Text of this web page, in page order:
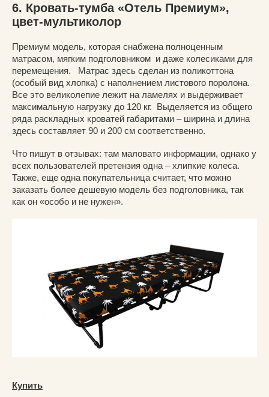
6. Кровать-тумба «Отель Премиум»,
цвет-мультиколор
Премиум модель, которая снабжена полноценным
матрасом, мягким подголовником и даже колесиками для
перемещения. Матрас здесь сделан из поликоттона
(особый вид хлопка) с наполнением листового поролона.
Все это великолепие лежит на ламелях и выдерживает
максимальную нагрузку до 120 кг. Выделяется из общего
ряда раскладных кроватей габаритами – ширина и длина
здесь составляет 90 и 200 см соответственно.
Что пишут в отзывах: там маловато информации, однако у
всех пользователей претензия одна – хлипкие колеса.
Также, еще одна покупательница считает, что можно
заказать более дешевую модель без подголовника, так
как он «особо и не нужен».
Купить